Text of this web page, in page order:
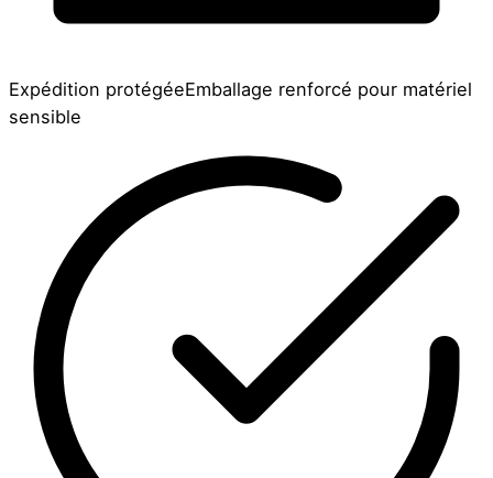
Expédition protégéeEmballage renforcé pour matériel
sensible